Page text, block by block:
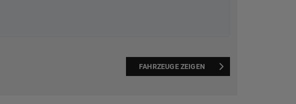
FAHRZEUGE ZEIGEN